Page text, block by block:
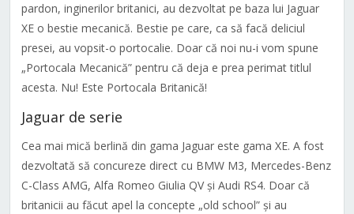
pardon, inginerilor britanici, au dezvoltat pe baza lui Jaguar
XE o bestie mecanică. Bestie pe care, ca să facă deliciul
presei, au vopsit-o portocalie. Doar că noi nu-i vom spune
„Portocala Mecanică” pentru că deja e prea perimat titlul
acesta. Nu! Este Portocala Britanică!
Jaguar de serie
Cea mai mică berlină din gama Jaguar este gama XE. A fost
dezvoltată să concureze direct cu BMW M3, Mercedes-Benz
C-Class AMG, Alfa Romeo Giulia QV și Audi RS4. Doar că
britanicii au făcut apel la concepte „old school” și au